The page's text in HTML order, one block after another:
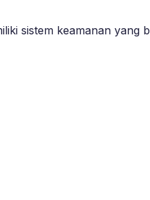
sistem keamanan yang